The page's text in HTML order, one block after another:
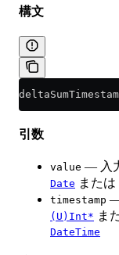
構文
引数
value — 入
Date または
timestamp —
(U)Int* ま
DateTime